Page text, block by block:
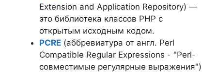
Extension and Application Repository) —
это библиотека классов PHP с
открытым исходным кодом.
PCRE (аббревиатура от англ. Perl
Compatible Regular Expressions - "Perl-
совместимые регулярные выражения")